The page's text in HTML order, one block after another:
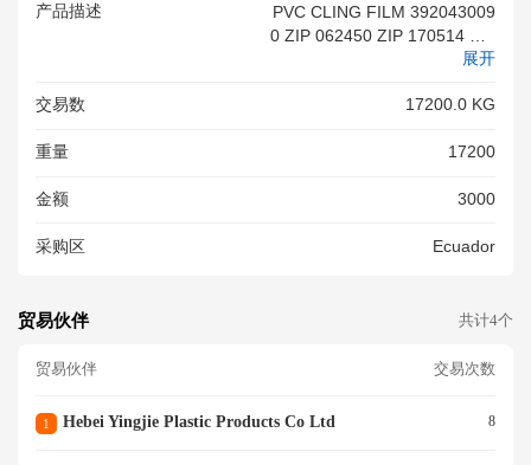
产品描述
PVC CLING FILM 392043009
0 ZIP 062450 ZIP 170514 ZIP
170514
展开
交易数 17200.0 KG
重量 17200
金额 3000
采购区 Ecuador
贸易伙伴 共计4个
贸易伙伴 交易次数
1 Hebei Yingjie Plastic Products Co Ltd 8